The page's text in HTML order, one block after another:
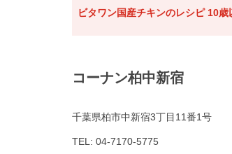
ビタワン国産チキンのレシピ 10
コーナン柏中新宿
千葉県柏市中新宿3丁目11番1号
TEL: 04-7170-5775